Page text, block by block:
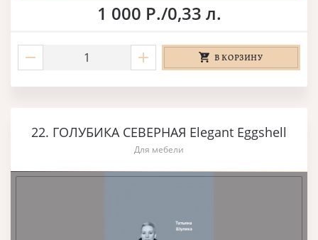
1 000 Р./0,33 л.
В КОРЗИНУ
22. ГОЛУБИКА СЕВЕРНАЯ Elegant Eggshell
Для мебели